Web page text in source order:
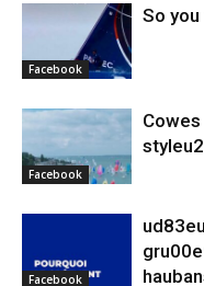
Facebook
So
Facebook
Facebook